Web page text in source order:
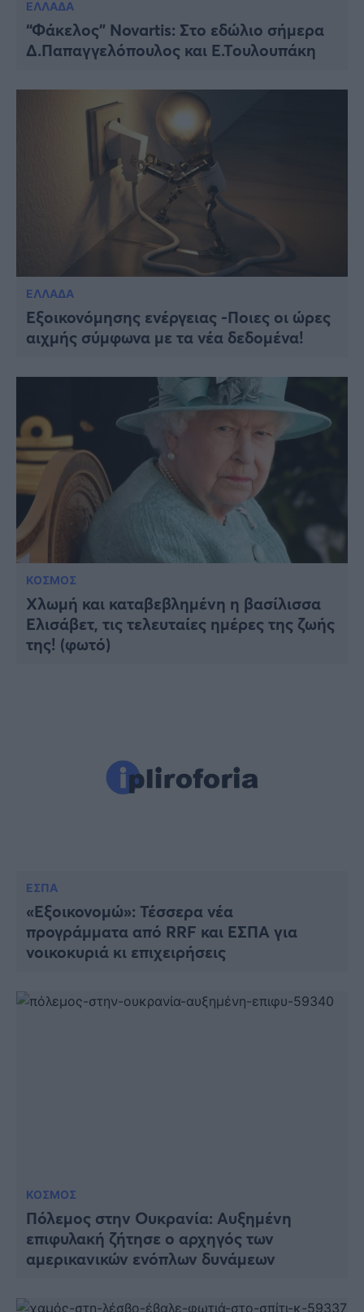
ΕΛΛΑΔΑ
“Φάκελος” Novartis: Στο εδώλιο σήμερα
Δ.Παπαγγελόπουλος και Ε.Τουλουπάκη
ΕΛΛΑΔΑ
Εξοικονόμησης ενέργειας -Ποιες οι ώρες
αιχμής σύμφωνα με τα νέα δεδομένα!
ΚΟΣΜΟΣ
Χλωμή και καταβεβλημένη η βασίλισσα
Ελισάβετ, τις τελευταίες ημέρες της ζωής
της! (φωτό)
ΕΣΠΑ
«Εξοικονομώ»: Τέσσερα νέα
προγράμματα από RRF και ΕΣΠΑ για
νοικοκυριά κι επιχειρήσεις
ΚΟΣΜΟΣ
Πόλεμος στην Ουκρανία: Αυξημένη
επιφυλακή ζήτησε ο αρχηγός των
αμερικανικών ενόπλων δυνάμεων